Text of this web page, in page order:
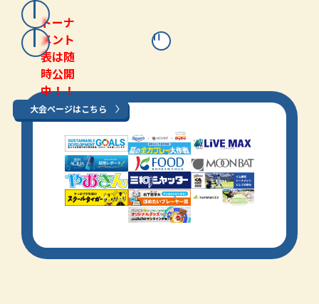
トーナ
メント
表は随
時公開
中！！
大会ページはこちら